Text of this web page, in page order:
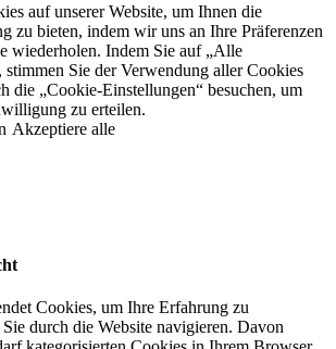
auf unserer Website, um Ihnen die
zu bieten, indem wir uns an Ihre Präferenzen
wiederholen. Indem Sie auf „Alle
stimmen Sie der Verwendung aller Cookies
die „Cookie-Einstellungen“ besuchen, um
zu erteilen.
Akzeptiere alle
Cookies, um Ihre Erfahrung zu
durch die Website navigieren. Davon